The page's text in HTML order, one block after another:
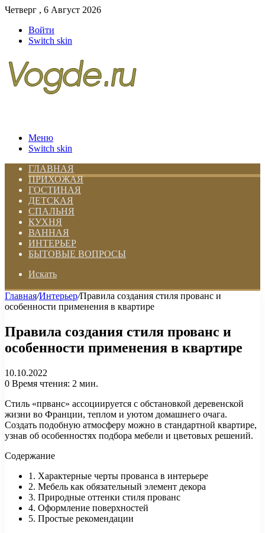
Четверг , 6 Август 2026
Войти
Switch skin
Меню
Switch skin
ГЛАВНАЯ
ПРИХОЖАЯ
ГОСТИНАЯ
ДЕТСКАЯ
СПАЛЬНЯ
КУХНЯ
ВАННАЯ
ИНТЕРЬЕР
БЫТОВЫЕ ВОПРОСЫ
Искать
Главная/Интерьер/Правила создания стиля прованс и
особенности применения в квартире
Правила создания стиля прованс и
особенности применения в квартире
10.10.2022
0 Время чтения: 2 мин.
Стиль «прванс» ассоциируется с обстановкой деревенской
жизни во Франции, теплом и уютом домашнего очага.
Создать подобную атмосферу можно в стандартной квартире,
узнав об особенностях подбора мебели и цветовых решений.
Содержание
1. Характерные черты прованса в интерьере
2. Мебель как обязательный элемент декора
3. Природные оттенки стиля прованс
4. Оформление поверхностей
5. Простые рекомендации